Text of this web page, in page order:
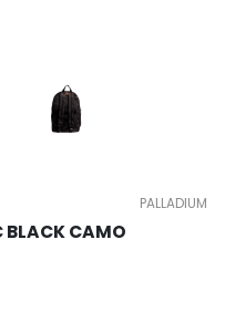
PALLADIUM
BLACK CAMO